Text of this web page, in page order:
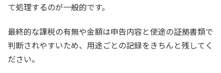
て処理するのが一般的です。
最終的な課税の有無や金額は申告内容と使途の証拠書類で
判断されやすいため、用途ごとの記録をきちんと残してく
ださい。